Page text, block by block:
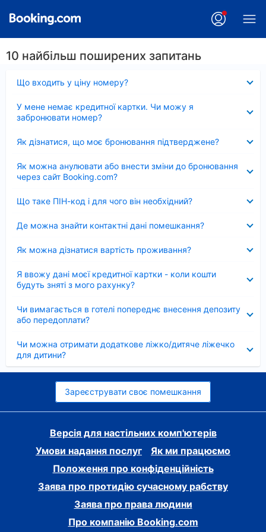
10 найбільш поширених запитань
Що входить у ціну номеру?
У мене немає кредитної картки. Чи можу я
забронювати номер?
Як дізнатися, що моє бронювання підтверджене?
Як можна анулювати або внести зміни до бронювання
через сайт Booking.com?
Що таке ПІН-код і для чого він необхідний?
Де можна знайти контактні дані помешкання?
Як можна дізнатися вартість проживання?
Я ввожу дані моєї кредитної картки - коли кошти
будуть зняті з мого рахунку?
Чи вимагається в готелі попереднє внесення депозиту
або передоплати?
Чи можна отримати додаткове ліжко/дитяче ліжечко
для дитини?
Зареєструвати своє помешкання
Версія для настільних комп'ютерів
Умови надання послуг
Як ми працюємо
Положення про конфіденційність
Заява про протидію сучасному рабству
Заява про права людини
Про компанію Booking.com